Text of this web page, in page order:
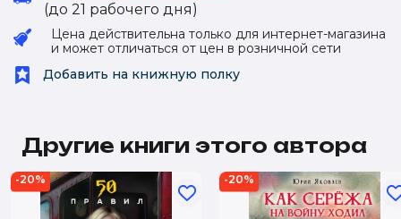
(до 21 рабочего дня)
Цена действительна только для интернет-магазина
и может отличаться от цен в розничной сети
Добавить на книжную полку
Другие книги этого автора
-20% -20%